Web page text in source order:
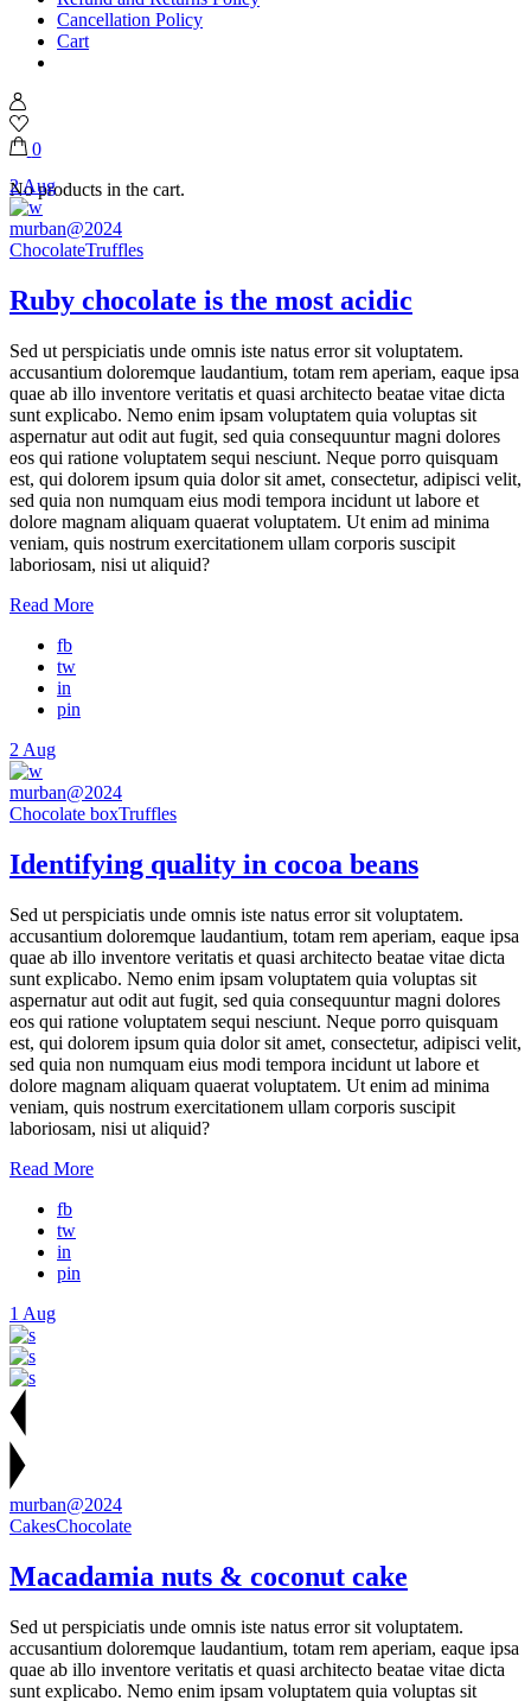
Cancellation Policy
Cart
0
No products in the cart.
2 Aug
murban@2024
ChocolateTruffles
Ruby chocolate is the most acidic
Sed ut perspiciatis unde omnis iste natus error sit voluptatem.
accusantium doloremque laudantium, totam rem aperiam, eaque ipsa
quae ab illo inventore veritatis et quasi architecto beatae vitae dicta
sunt explicabo. Nemo enim ipsam voluptatem quia voluptas sit
aspernatur aut odit aut fugit, sed quia consequuntur magni dolores
eos qui ratione voluptatem sequi nesciunt. Neque porro quisquam
est, qui dolorem ipsum quia dolor sit amet, consectetur, adipisci velit,
sed quia non numquam eius modi tempora incidunt ut labore et
dolore magnam aliquam quaerat voluptatem. Ut enim ad minima
veniam, quis nostrum exercitationem ullam corporis suscipit
laboriosam, nisi ut aliquid?
Read More
fb
tw
in
pin
2 Aug
murban@2024
Chocolate boxTruffles
Identifying quality in cocoa beans
Sed ut perspiciatis unde omnis iste natus error sit voluptatem.
accusantium doloremque laudantium, totam rem aperiam, eaque ipsa
quae ab illo inventore veritatis et quasi architecto beatae vitae dicta
sunt explicabo. Nemo enim ipsam voluptatem quia voluptas sit
aspernatur aut odit aut fugit, sed quia consequuntur magni dolores
eos qui ratione voluptatem sequi nesciunt. Neque porro quisquam
est, qui dolorem ipsum quia dolor sit amet, consectetur, adipisci velit,
sed quia non numquam eius modi tempora incidunt ut labore et
dolore magnam aliquam quaerat voluptatem. Ut enim ad minima
veniam, quis nostrum exercitationem ullam corporis suscipit
laboriosam, nisi ut aliquid?
Read More
fb
tw
in
pin
1 Aug
murban@2024
CakesChocolate
Macadamia nuts & coconut cake
Sed ut perspiciatis unde omnis iste natus error sit voluptatem.
accusantium doloremque laudantium, totam rem aperiam, eaque ipsa
quae ab illo inventore veritatis et quasi architecto beatae vitae dicta
sunt explicabo. Nemo enim ipsam voluptatem quia voluptas sit